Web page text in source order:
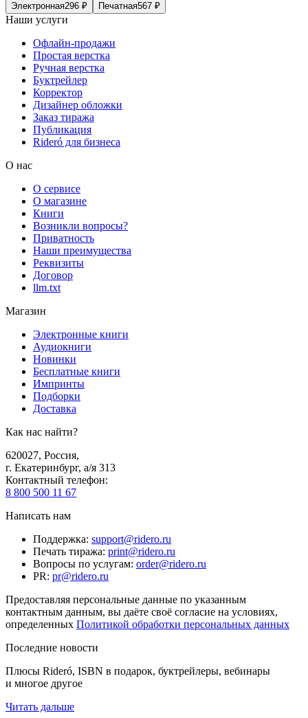
Электронная296 ₽ Печатная567 ₽
Наши услуги
Офлайн-продажи
Простая верстка
Ручная верстка
Буктрейлер
Корректор
Дизайнер обложки
Заказ тиража
Публикация
Rideró для бизнеса
О нас
О сервисе
О магазине
Книги
Возникли вопросы?
Приватность
Наши преимущества
Реквизиты
Договор
llm.txt
Магазин
Электронные книги
Аудиокниги
Новинки
Бесплатные книги
Импринты
Подборки
Доставка
Как нас найти?
620027, Россия,
г. Екатеринбург, а/я 313
Контактный телефон:
8 800 500 11 67
Написать нам
Поддержка: support@ridero.ru
Печать тиража: print@ridero.ru
Вопросы по услугам: order@ridero.ru
PR: pr@ridero.ru
Предоставляя персональные данные по указанным
контактным данным, вы даёте своё согласие на условиях,
определенных Политикой обработки персональных данных
Последние новости
Плюсы Rideró, ISBN в подарок, буктрейлеры, вебинары
и многое другое
Читать дальше